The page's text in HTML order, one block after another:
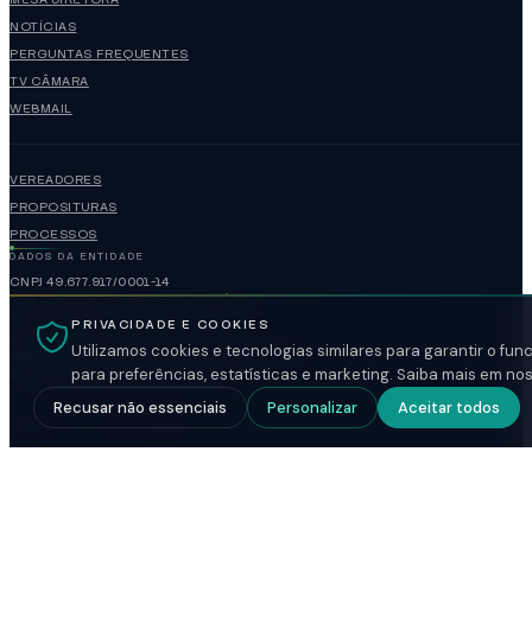
NOTÍCIAS
PERGUNTAS FREQUENTES
TV CÂMARA
WEBMAIL
VEREADORES
PROPOSITURAS
PROCESSOS
DADOS DA ENTIDADE
CNPJ 49.677.917/0001-14
RUA VENEZUELA, 3819 — VILA AMÉRICA
VOTUPORANGA / SP — CEP 15502-105
(17)3421-1188
administracao@camaravotuporanga.sp.gov.br
www.camaravotuporanga.sp.gov.br
HORÁRIO DE FUNCIONAMENTO
PRIVACIDADE E COOKIES
Utilizamos cookies e tecnologias similares para garantir o
para preferências, estatísticas e marketing. Saiba mais em
Recusar não essenciais
Personalizar Aceitar todos